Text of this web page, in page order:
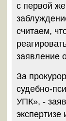
с первой
считаем,
заявление
За
судебно-
УПК», -